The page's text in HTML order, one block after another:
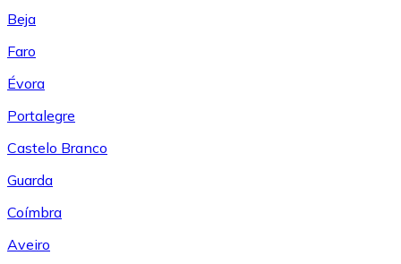
Beja
Faro
Évora
Portalegre
Castelo Branco
Guarda
Coímbra
Aveiro